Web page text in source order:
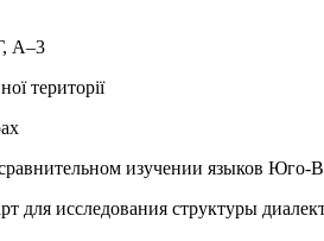
А–3
територiї
изучении языков
для исследования структуры